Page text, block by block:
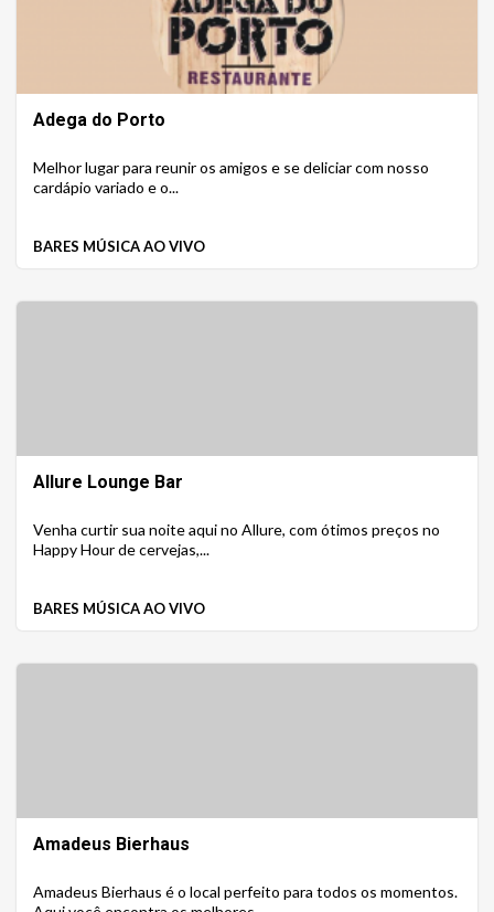
Adega do Porto
Melhor lugar para reunir os amigos e se deliciar com nosso
cardápio variado e o...
BARES MÚSICA AO VIVO
Allure Lounge Bar
Venha curtir sua noite aqui no Allure, com ótimos preços no
Happy Hour de cervejas,...
BARES MÚSICA AO VIVO
Amadeus Bierhaus
Amadeus Bierhaus é o local perfeito para todos os momentos.